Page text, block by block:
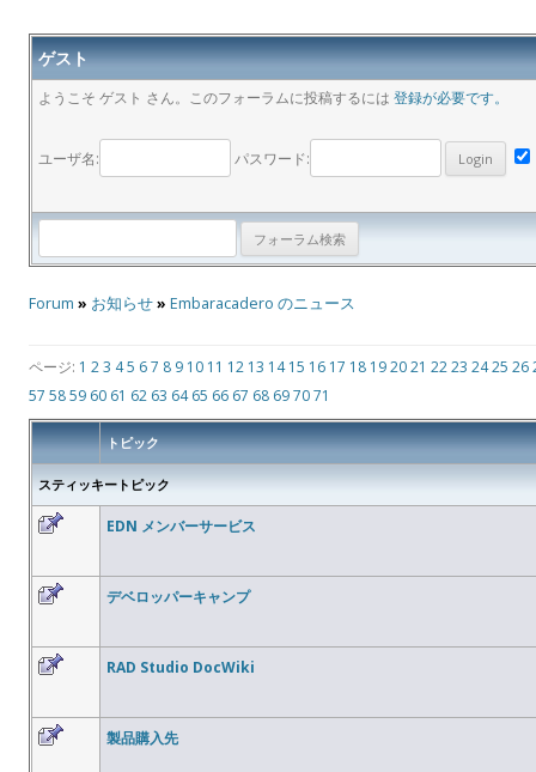
ゲスト
ようこそ ゲスト さん。このフォーラムに投稿するには 登録が必要です。
ユーザ名: パスワード:
Forum » お知らせ» Embaracadero のニュース
ページ: 1 23 45 67 8 9 10 11 12 13 14 15 16 17 18 192021 2223 2425 26
57 5859 60 61 62 63 64 65 66 67 68 697071
トピック
スティッキートピック
EDN メンバーサービス
デベロッパーキャンプ
RAD Studio DocWiki
製品購入先